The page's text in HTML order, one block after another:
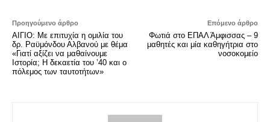
Προηγούμενο άρθρο
ΑΙΓΙΟ: Με επιτυχία η ομιλία του
δρ. Ραϋμόνδου Αλβανού με θέμα
«Γιατί αξίζει να μαθαίνουμε
Ιστορία; Η δεκαετία του ’40 και ο
πόλεμος των ταυτοτήτων»
Επόμενο άρθρο
Φωτιά στο ΕΠΑΛ Άμφισσας – 9
μαθητές και μία καθηγήτρια στο
νοσοκομείο